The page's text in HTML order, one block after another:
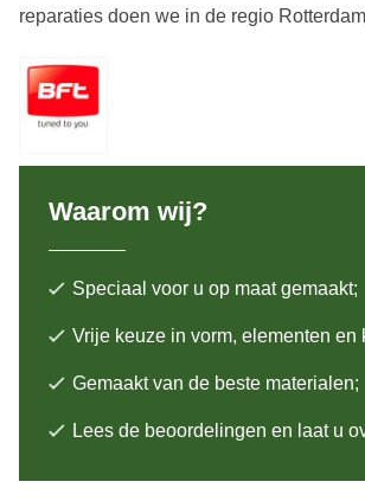
reparaties doen we in de regio
Waarom wij?
Speciaal voor u op maat gemaakt;
Vrije keuze in vorm, elementen en
Gemaakt van de beste materialen;
Lees de beoordelingen en laat u